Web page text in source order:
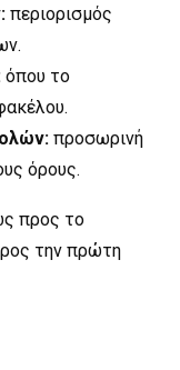
περιορισμός
όπου το
προσωρινή
όρους.
προς το
την πρώτη